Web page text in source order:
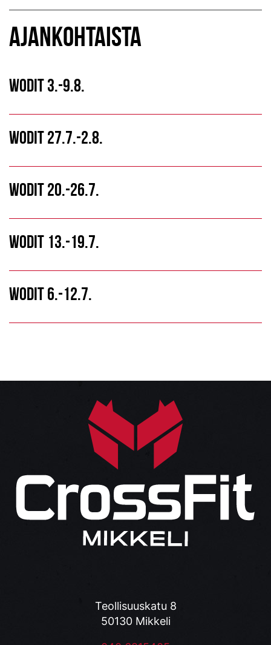
AJANKOHTAISTA
WODIT 3.-9.8.
WODIT 27.7.-2.8.
WODIT 20.-26.7.
WODIT 13.-19.7.
WODIT 6.-12.7.
Teollisuuskatu 8
50130 Mikkeli